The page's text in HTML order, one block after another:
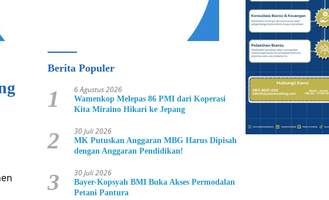
Berita Populer
1 6 Agustus 2026
Wamenkop Melepas 86 PMI dari Koperasi
Kita Miraino Hikari ke Jepang
2 30 Juli 2026
MK Putuskan Anggaran MBG Harus Dipisah
dengan Anggaran Pendidikan!
3 30 Juli 2026
Bayer-Kopsyah BMI Buka Akses Permodalan
Petani Pantura